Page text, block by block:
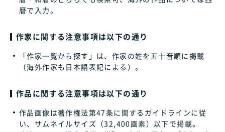
暦で入力。
作家に関する注意事項は以下の通り
「作家一覧から探す」は、作家の姓を五十音順に掲載
（海外作家も日本語表記による）。
作品に関する注意事項は以下の通り
作品画像は著作権法第47条に関するガイドラインに従
い、サムネイルサイズ（32,400画素）以下で掲載。